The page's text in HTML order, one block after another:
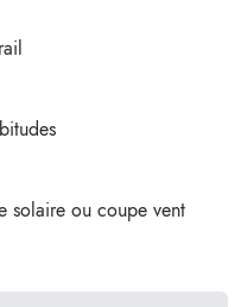
solaire ou coupe vent